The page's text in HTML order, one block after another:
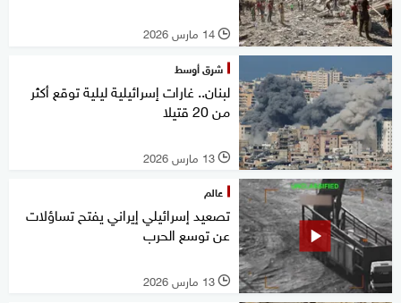
l 14 مارس 2026
شرق أوسط
لبنان.. غارات إسرائيلية ليلية توقع أكثر
من 20 قتيلا
l 13 مارس 2026
عالم
تصعيد إسرائيلي إيراني يفتح تساؤلات
عن توسع الحرب
l 13 مارس 2026